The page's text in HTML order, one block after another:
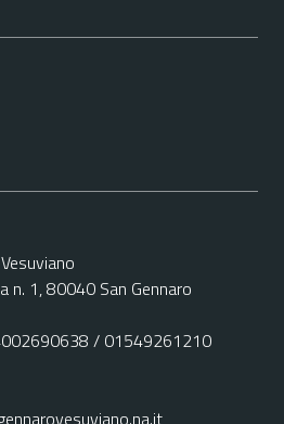
n. 1, 80040 San Gennaro
/ 01549261210